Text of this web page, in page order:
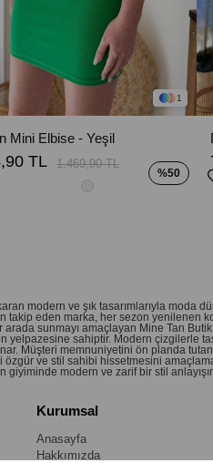
1
Mini Elbise - Yeşil
TL 1.469,90 TL
%50
modern ve şık tasarımlarıyla moda
takip eden marka, her sezon yenilenen
arada sunmayı amaçlayan Mine Tan
yelpazesine sahiptir. Modern çizgilerle
Müşteri memnuniyetini ön planda
özgür ve stil sahibi hissetmesini
giyiminde modern ve zarif bir stil
Kurumsal
Anasayfa
Hakkımızda